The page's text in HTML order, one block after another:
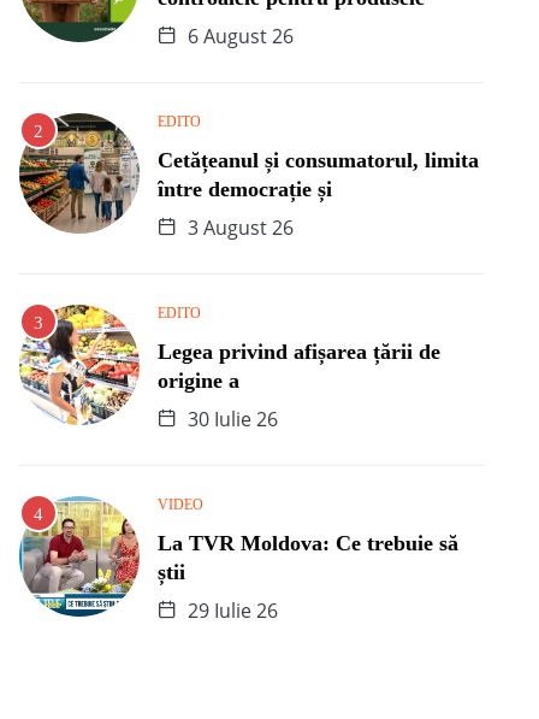
6 August 26
EDITO
Cetățeanul și consumatorul, limita
între democrație și
3 August 26
EDITO
Legea privind afișarea țării de
origine a
30 Iulie 26
VIDEO
La TVR Moldova: Ce trebuie să
știi
29 Iulie 26